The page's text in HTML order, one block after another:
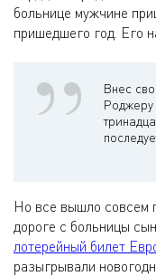
больнице мужчине
пришедшего год. Его
Внес
Роджеру
Но все вышло совсем
дороге с больницы
лотерейный билет
разыгрывали